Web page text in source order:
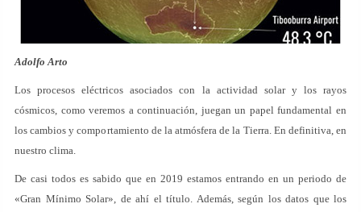
Adolfo Arto
Los procesos eléctricos asociados con la actividad solar y los rayos
cósmicos, como veremos a continuación, juegan un papel fundamental en
los cambios y comportamiento de la atmósfera de la Tierra. En definitiva, en
nuestro clima.
De casi todos es sabido que en 2019 estamos entrando en un periodo de
«Gran Mínimo Solar», de ahí el título. Además, según los datos que los